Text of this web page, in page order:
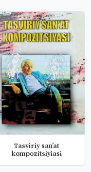
Tasviriy san’at
kompozitsiyiasi